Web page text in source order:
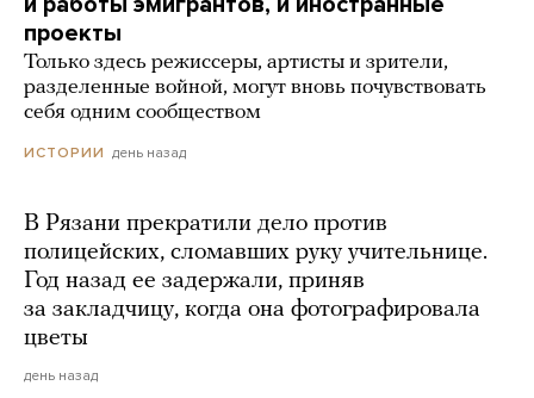
проекты
Только здесь режиссеры, артисты и зрители,
разделенные войной, могут вновь почувствовать
себя одним сообществом
ИСТОРИИ день назад
В Рязани прекратили дело против
полицейских, сломавших руку учительнице.
Год назад ее задержали, приняв
за закладчицу, когда она фотографировала
цветы
день назад